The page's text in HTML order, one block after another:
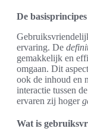
De
ervaring. De
gemakkelijk en
omgaan. Dit
ook de inhoud en
interactie tussen
ervaren zij hoger
Wat is